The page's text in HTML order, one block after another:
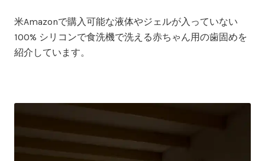
米Amazonで購入可能な液体やジェルが入っていない
100% シリコンで食洗機で洗える赤ちゃん用の歯固めを
紹介しています。